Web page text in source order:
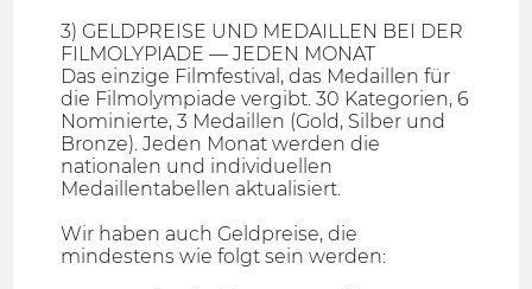
3) GELDPREISE UND MEDAILLEN BEI DER
FILMOLYPIADE — JEDEN MONAT
Das einzige Filmfestival, das Medaillen für
die Filmolympiade vergibt. 30 Kategorien, 6
Nominierte, 3 Medaillen (Gold, Silber und
Bronze). Jeden Monat werden die
nationalen und individuellen
Medaillentabellen aktualisiert.
Wir haben auch Geldpreise, die
mindestens wie folgt sein werden: